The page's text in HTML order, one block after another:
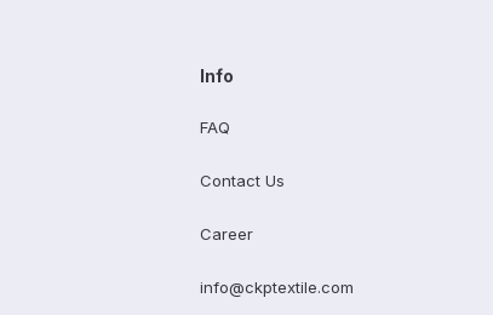
Info
FAQ
Contact Us
Career
info@ckptextile.com